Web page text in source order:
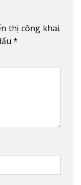
thị công khai.
*